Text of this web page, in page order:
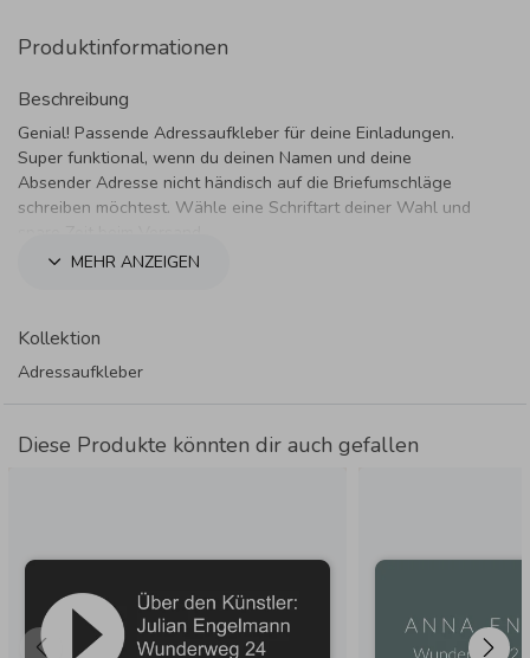
Produktinformationen
Beschreibung
Genial! Passende Adressaufkleber für deine Einladungen.
Super funktional, wenn du deinen Namen und deine
Absender Adresse nicht händisch auf die Briefumschläge
schreiben möchtest. Wähle eine Schriftart deiner Wahl und
MEHR ANZEIGEN
Kollektion
Adressaufkleber
Diese Produkte könnten dir auch gefallen